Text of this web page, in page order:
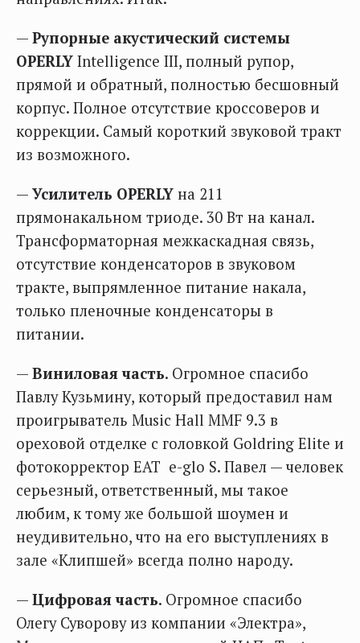
— Рупорные акустический системы
OPERLY Intelligence III, полный рупор,
прямой и обратный, полностью бесшовный
корпус. Полное отсутствие кроссоверов и
коррекции. Самый короткий звуковой тракт
из возможного.
— Усилитель OPERLY на 211
прямонакальном триоде. 30 Вт на канал.
Трансформаторная межкаскадная связь,
отсутствие конденсаторов в звуковом
тракте, выпрямленное питание накала,
только пленочные конденсаторы в
питании.
— Виниловая часть. Огромное спасибо
Павлу Кузьмину, который предоставил нам
проигрыватель Music Hall MMF 9.3 в
ореховой отделке с головкой Goldring Elite и
фотокорректор EAT e-glo S. Павел — человек
серьезный, ответственный, мы такое
любим, к тому же большой шоумен и
неудивительно, что на его выступлениях в
зале «Клипшей» всегда полно народу.
— Цифровая часть. Огромное спасибо
Олегу Суворову из компании «Электра»,